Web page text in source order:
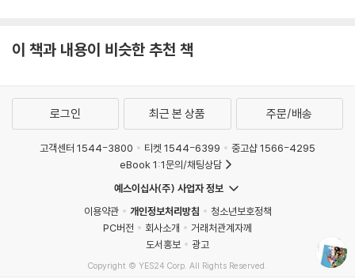
이 책과 내용이 비슷한 추천 책
로그인 최근 본 상품 주문/배송
고객센터 1544-3800 티켓 1544-6399
중고샵 1566-4295
eBook 1:1문의/채팅상담
예스이십사(주) 사업자 정보
이용약관
개인정보처리방침
청소년보호정책
PC버전
회사소개
거래처관계자께
도서홍보
광고
Copyright © YES24 Corp. All Rights Reserved.